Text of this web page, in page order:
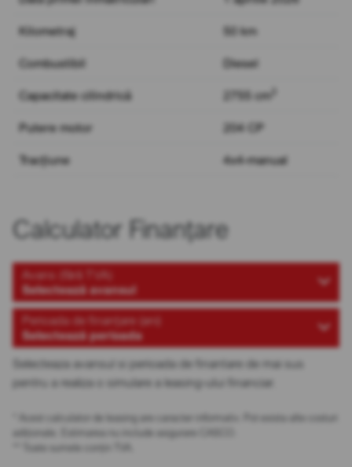
Kilometraj 50 km
Combustibil Diesel
Capacitate cilindrică 2755 cm
Putere motor 204 CP
Tracțiune 4x4-manual
Calculator Finanțare
Avans (fără TVA)
Selectează avansul
Perioada de finanțare (ani)
Selectează perioada
Selecteaza avansul si perioada de finantare de mai sus
pentru a realiza o simulare a leasing-ului financiar.
* Acest calculator de leasing are caracter informativ. Pot exista alte costuri
adiționale. Estimarea nu include asigurare CASCO.
** Toate sumele conțin TVA.